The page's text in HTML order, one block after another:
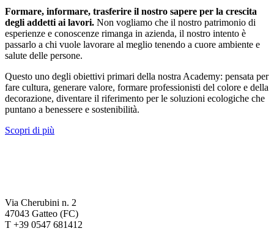
Formare, informare, trasferire il nostro sapere per la crescita
degli addetti ai lavori. Non vogliamo che il nostro patrimonio di
esperienze e conoscenze rimanga in azienda, il nostro intento è
passarlo a chi vuole lavorare al meglio tenendo a cuore ambiente e
salute delle persone.
Questo uno degli obiettivi primari della nostra Academy: pensata per
fare cultura, generare valore, formare professionisti del colore e della
decorazione, diventare il riferimento per le soluzioni ecologiche che
puntano a benessere e sostenibilità.
Scopri di più
Via Cherubini n. 2
47043 Gatteo (FC)
T +39 0547 681412